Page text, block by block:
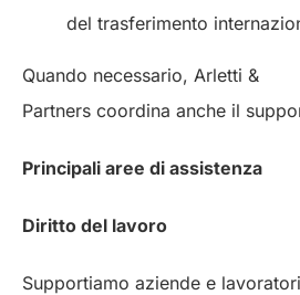
del trasferimento
Quando necessario, Arletti &
Partners coordina anche il
Principali aree di assistenza
Diritto del lavoro
Supportiamo aziende e